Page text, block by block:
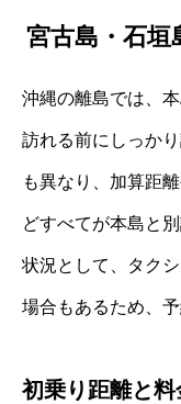
宮古島・石垣
沖縄の離島では、
訪れる前にしっか
も異なり、加算距
どすべてが本島と
状況として、タク
場合もあるため、
初乗り距離と